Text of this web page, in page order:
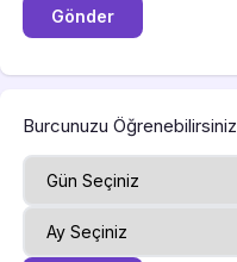
Burcunuzu Öğrenebilirsiniz